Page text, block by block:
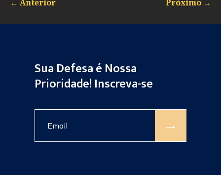
← Anterior Próximo →
Sua Defesa é Nossa
Prioridade! Inscreva-se
→